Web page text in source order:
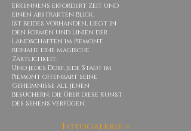
Erkennens erfordert Zeit und
einen abstrakten Blick.
Ist beides vorhanden, liegt in
den Formen und Linien der
Landschaften im Piemont
beinahe eine magische
Zärtlichkeit.
Und jedes Dorf, jede Stadt im
Piemont offenbart seine
Geheimnisse all jenen
Besuchern, die über diese Kunst
des Sehens verfügen.
Fotogalerie >